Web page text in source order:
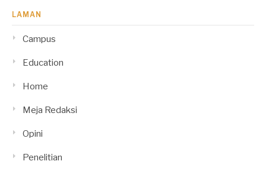
LAMAN
Campus
Education
Home
Meja Redaksi
Opini
Penelitian